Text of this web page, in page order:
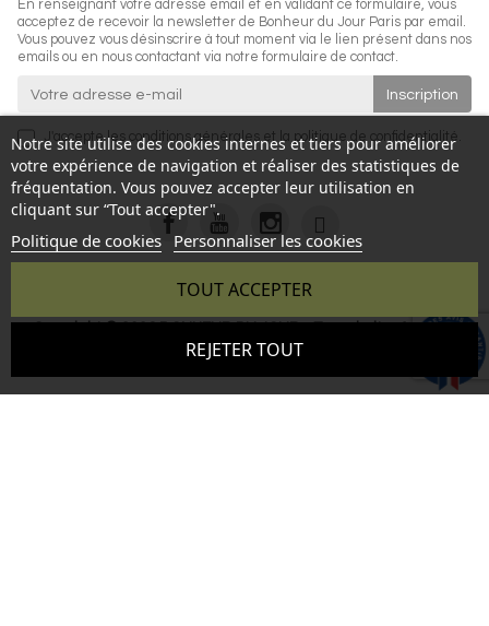
Notre site utilise des cookies internes et tiers pour améliorer
votre expérience de navigation et réaliser des statistiques de
fréquentation. Vous pouvez accepter leur utilisation en
cliquant sur “Tout accepter".
Politique de cookies Personnaliser les cookies
REJETER TOUT
TOUT ACCEPTER
En renseignant votre adresse email et en validant ce formulaire, vous
acceptez de recevoir la newsletter de Bonheur du Jour Paris par email.
Vous pouvez vous désinscrire à tout moment via le lien présent dans nos
emails ou en nous contactant via notre formulaire de contact.
J'accepte les conditions générales et la politique de confidentialité.
- Reproduction interdite sans autorisation - Site réalisé par :